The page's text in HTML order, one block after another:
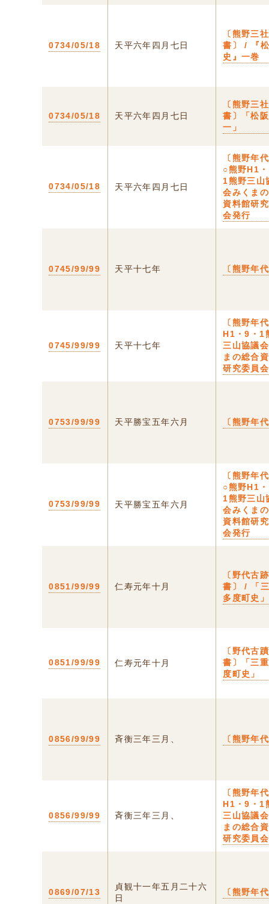
0734/05/18 天平六年四月七日
〔熊野三
書〕 / 『
史』一巻
0734/05/18 天平六年四月七日
〔熊野三
書〕「松
一」
0734/05/18 天平六年四月七日
〔熊野年
○熊野H1
1熊野三山
会みくま
資料館研
会発行
0745/99/99 天平十七年 〔熊野年
0745/99/99 天平十七年
〔熊野年
H1・9・1
三山協議
まの総合
研究委員
0753/99/99 天平勝宝五年六月 〔熊野年
0753/99/99 天平勝宝五年六月
〔熊野年
○熊野H1
1熊野三山
会みくま
資料館研
会発行
0851/99/99 仁寿元年十月
〔野代古
書〕 / 「
多度町史」
0851/99/99 仁寿元年十月
〔野代古
書〕「三
度町史」
0856/99/99 斉衡三年三月、 〔熊野年
0856/99/99 斉衡三年三月、
〔熊野年
H1・9・1
三山協議
まの総合
研究委員
0869/07/13
貞観十一年五月二十六
日
〔熊野年